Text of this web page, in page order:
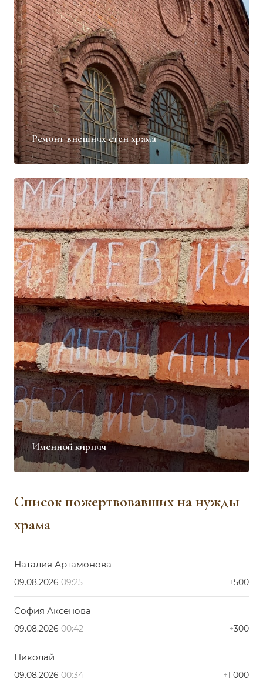
Ремонт внешних стен храма
Именной кирпич
Список пожертвовавших на нужды
храма
Наталия Артамонова
09.08.2026 09:25 +500
София Аксенова
09.08.2026 00:42 +300
Николай
09.08.2026 00:34 +1 000